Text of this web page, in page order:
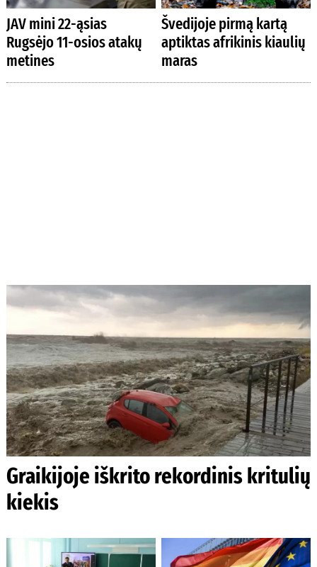
JAV mini 22-ąsias
Rugsėjo 11-osios atakų
metines
Švedijoje pirmą kartą
aptiktas afrikinis kiaulių
maras
Graikijoje iškrito rekordinis kritulių
kiekis